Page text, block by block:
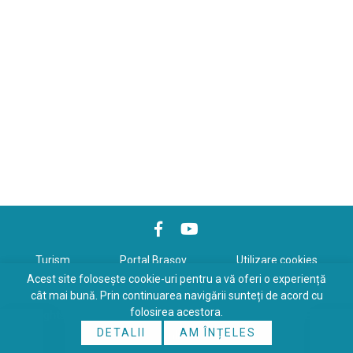
Turism Portal Braşov Utilizare cookies
Politică de confidenţialitate
Copyrights © 2026 All Rights Reserved. Powered by
Online
Acest site folosește cookie-uri pentru a vă oferi o experiență
cât mai bună. Prin continuarea navigării sunteți de acord cu
folosirea acestora.
DETALII
AM ÎNȚELES